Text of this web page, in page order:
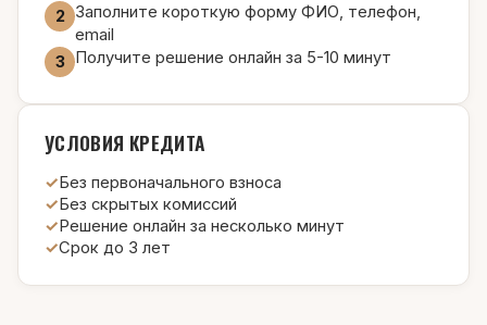
2
Заполните короткую форму ФИО, телефон,
email
3 Получите решение онлайн за 5-10 минут
УСЛОВИЯ КРЕДИТА
Без первоначального взноса
Без скрытых комиссий
Решение онлайн за несколько минут
Срок до 3 лет